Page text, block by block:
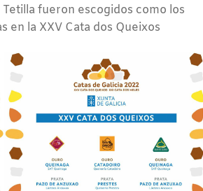
Tetilla fueron escogidos como los
en la XXV Cata dos Queixos